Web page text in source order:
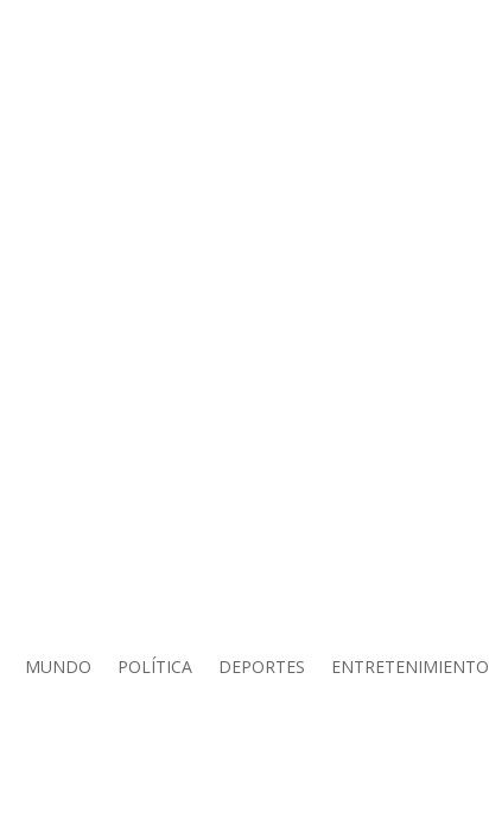
MUNDO POLÍTICA DEPORTES ENTRETENIMIENTO